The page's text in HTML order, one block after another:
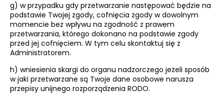
g) w przypadku gdy przetwarzanie następować będzie na
podstawie Twojej zgody, cofnięcia zgody w dowolnym
momencie bez wpływu na zgodność z prawem
przetwarzania, którego dokonano na podstawie zgody
przed jej cofnięciem. W tym celu skontaktuj się z
Administratorem.
h) wniesienia skargi do organu nadzorczego jeżeli sposób
w jaki przetwarzane są Twoje dane osobowe narusza
przepisy unijnego rozporządzenia RODO.